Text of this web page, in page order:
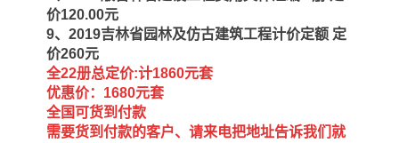
价120.00元
9、2019吉林省园林及仿古建筑工程计价定额 定
价260元
全22册总定价:计1860元套
优惠价：1680元套
全国可货到付款
需要货到付款的客户、请来电把地址告诉我们就